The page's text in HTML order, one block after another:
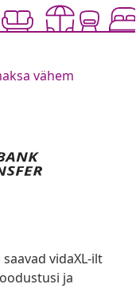
vähem
vidaXL-ilt
ja